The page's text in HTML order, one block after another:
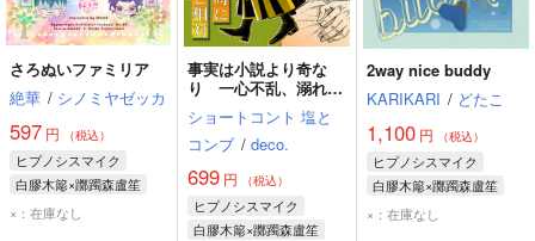
さろぬいファミリア
絶華 / シノミヤゼッカ
597 円 （税込）
ヒプノシスマイク
白膠木簓×躑躅森盧笙
白膠木簓
×：在庫なし
事実は小説より奇な
り 一心不乱、溺れる
時 愛し相対
ショートコント 塩と
コンブ / deco.
699 円 （税込）
ヒプノシスマイク
白膠木簓×躑躅森盧笙
2way nice buddy
KARIKARI / どたこ
1,100円 （税込）
ヒプノシスマイク
白膠木簓×躑躅森盧笙
×：在庫なし